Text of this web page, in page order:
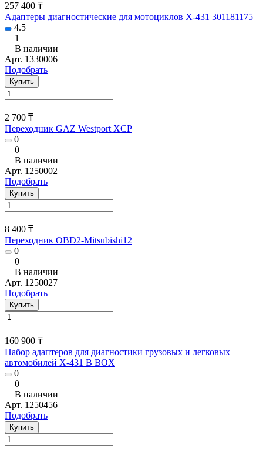
257 400 ₸
Адаптеры диагностические для мотоциклов X-431 301181175
4.5
1
В наличии
Арт. 1330006
Подобрать
Купить
2 700 ₸
Переходник GAZ Westport XCP
0
0
В наличии
Арт. 1250002
Подобрать
Купить
8 400 ₸
Переходник OBD2-Mitsubishi12
0
0
В наличии
Арт. 1250027
Подобрать
Купить
160 900 ₸
Набор адаптеров для диагностики грузовых и легковых
автомобилей X-431 B BOX
0
0
В наличии
Арт. 1250456
Подобрать
Купить